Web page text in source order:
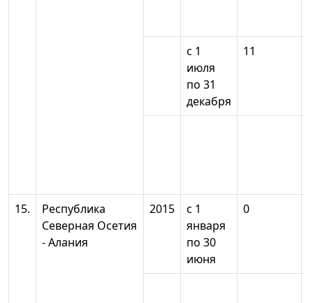
с 1
июля
по 31
декабря
11
15.
Республика
Северная Осетия
- Алания
2015
с 1
января
по 30
июня
0